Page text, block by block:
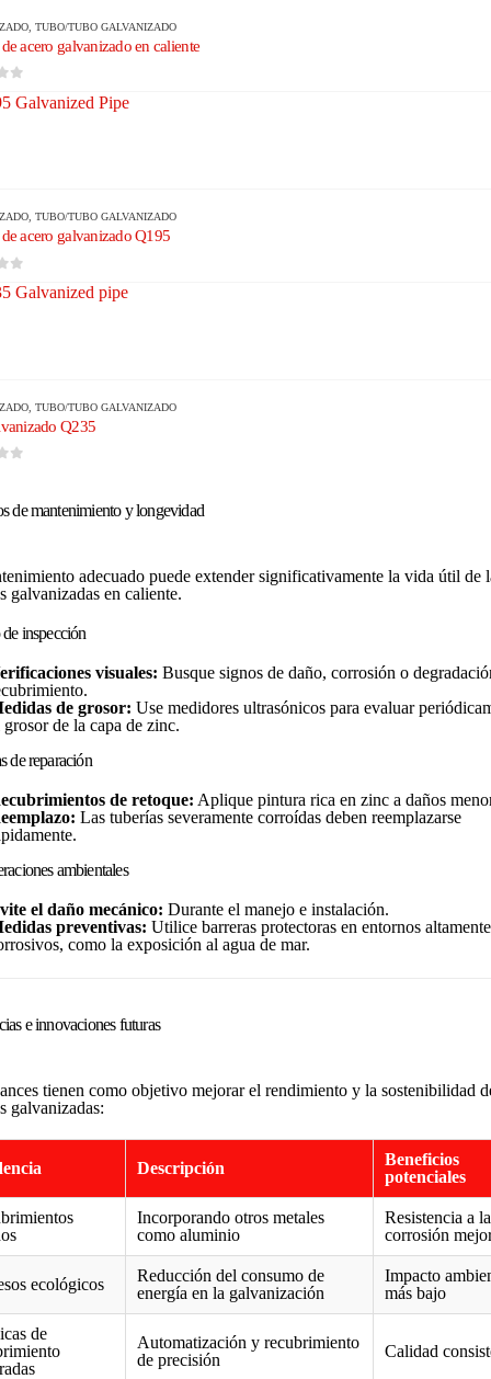
, TUBO/TUBO GALVANIZADO
acero galvanizado en caliente
, TUBO/TUBO GALVANIZADO
acero galvanizado Q195
, TUBO/TUBO GALVANIZADO
Q235
de mantenimiento y longevidad
adecuado puede extender significativamente la vida útil de
galvanizadas en caliente.
inspección
visuales: Busque signos de daño, corrosión o
de grosor: Use medidores ultrasónicos para evaluar
grosor de la capa de zinc.
de reparación
de retoque: Aplique pintura rica en zinc a daños
Las tuberías severamente corroídas deben reemplazarse
ambientales
el daño mecánico: Durante el manejo e instalación.
preventivas: Utilice barreras protectoras en entornos altamente
como la exposición al agua de mar.
e innovaciones futuras
tienen como objetivo mejorar el rendimiento y la sostenibilidad
galvanizadas:
Descripción
Beneficios
potenciales
Incorporando otros metales
como aluminio
Resistencia a la
corrosión
ecológicos
Reducción del consumo de
energía en la galvanización
Impacto
más bajo
de
Automatización y recubrimiento
de precisión
Calidad